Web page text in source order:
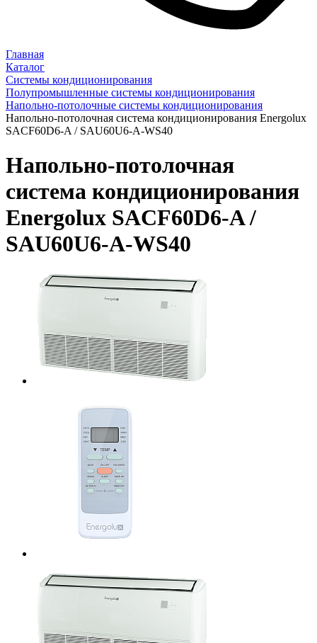
Главная
Каталог
Системы кондиционирования
Полупромышленные системы кондиционирования
Напольно-потолочные системы кондиционирования
Напольно-потолочная система кондиционирования Energolux
SAСF60D6-A / SAU60U6-A-WS40
Напольно-потолочная
система кондиционирования
Energolux SAСF60D6-A /
SAU60U6-A-WS40